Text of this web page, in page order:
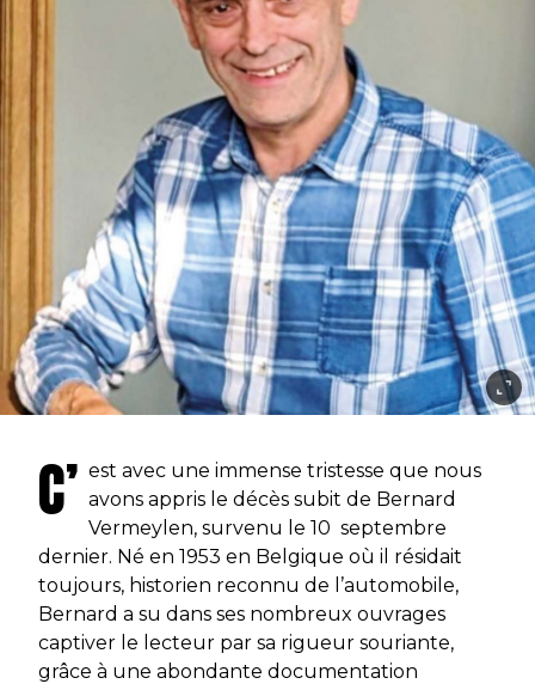
C’ est avec une immense tristesse que nous
avons appris le décès subit de Bernard
Vermeylen, survenu le 10 septembre
dernier. Né en 1953 en Belgique où il résidait
toujours, historien reconnu de l’automobile,
Bernard a su dans ses nombreux ouvrages
captiver le lecteur par sa rigueur souriante,
grâce à une abondante documentation